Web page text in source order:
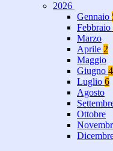
2026
Gennaio
Febbraio
Marzo
Aprile 2
Maggio
Giugno 4
Luglio 6
Agosto
Ottobre